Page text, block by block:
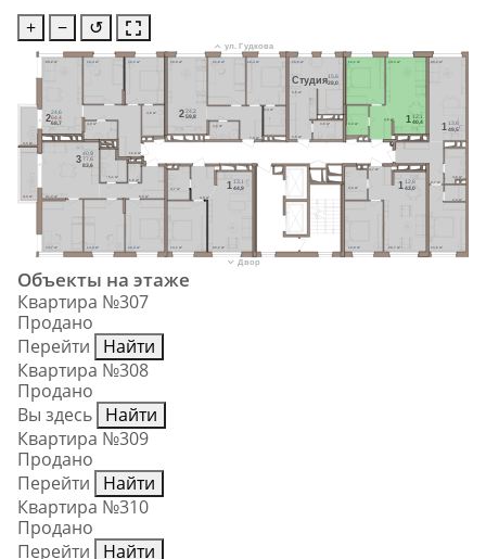
+ − ↺
4,7 м²
13,1 м² 22,2 м²
4,9 м²
1 13,1
44,9
4,3 м²
13,4 м²
13,8 м²
13,7 м²
21,0 м²
5,1 м²
9,0 м²
1,6 м²
3
40,9
77,6
83,6
4,3 м²
12,2 м²
12,4 м²
20,2 м²
11,0 м²
4,0 м²
4,6 м²
2
24,6
64,4
68,7
12,4 м²
11,8 м²
4,3 м²
19,9 м²
3,5 м²
7,9 м²
2 24,2
59,8
5,6 м²
3,8 м²
15,6 м²
3,0 м²
Cтудия15,6
28,0
12,1 м²
4,4 м²
4,6 м²
19,3 м²
1
12,1
40,4
13,6 м²
4,6 м²
20,3 м²
8,7 м²
2,3 м²
1 13,6
49,5
12,8 м²
4,8 м²
20,7 м²
4,7 м²
1 12,8
43,0
Двор
ул. Гудкова
Объекты на этаже
Квартира №307
Продано
Перейти
Найти
Квартира №308
Продано
Вы здесь Найти
Квартира №309
Продано
Перейти
Найти
Квартира №310
Продано
Перейти
Найти